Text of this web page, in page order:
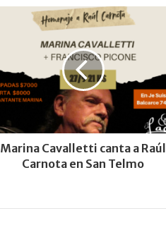
Marina Cavalletti canta a Raúl
Carnota en San Telmo